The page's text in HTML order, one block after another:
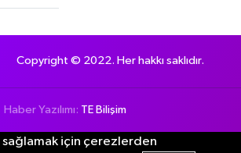
Copyright © 2022. Her hakkı saklıdır.
Haber Yazılımı: TE Bilişim
sağlamak için çerezlerden